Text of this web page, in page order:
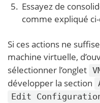
Essayez de
comme expliqué
Si ces actions ne
machine virtuelle,
sélectionner l’onglet
développer la section
Edit